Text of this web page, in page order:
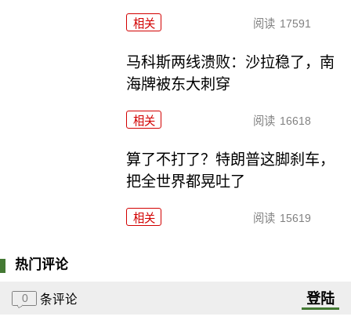
相关 阅读 17591
马科斯两线溃败：沙拉稳了，南
海牌被东大刺穿
相关 阅读 16618
算了不打了？特朗普这脚刹车，
把全世界都晃吐了
相关 阅读 15619
热门评论
0 条评论 登陆